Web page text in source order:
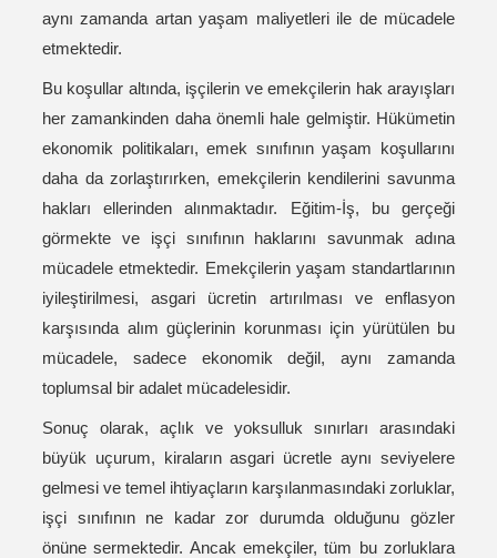
aynı zamanda artan yaşam maliyetleri ile de mücadele
etmektedir.
Bu koşullar altında, işçilerin ve emekçilerin hak arayışları
her zamankinden daha önemli hale gelmiştir. Hükümetin
ekonomik politikaları, emek sınıfının yaşam koşullarını
daha da zorlaştırırken, emekçilerin kendilerini savunma
hakları ellerinden alınmaktadır. Eğitim-İş, bu gerçeği
görmekte ve işçi sınıfının haklarını savunmak adına
mücadele etmektedir. Emekçilerin yaşam standartlarının
iyileştirilmesi, asgari ücretin artırılması ve enflasyon
karşısında alım güçlerinin korunması için yürütülen bu
mücadele, sadece ekonomik değil, aynı zamanda
toplumsal bir adalet mücadelesidir.
Sonuç olarak, açlık ve yoksulluk sınırları arasındaki
büyük uçurum, kiraların asgari ücretle aynı seviyelere
gelmesi ve temel ihtiyaçların karşılanmasındaki zorluklar,
işçi sınıfının ne kadar zor durumda olduğunu gözler
önüne sermektedir. Ancak emekçiler, tüm bu zorluklara